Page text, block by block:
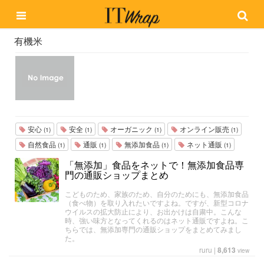
有機米
安心 (1) 安全 (1) オーガニック (1) オンライン販売 (1)
自然食品 (1) 通販 (1) 無添加食品 (1) ネット通販 (1)
「無添加」食品をネットで！無添加食品専
門の通販ショップまとめ
こどものため、家族のため、自分のためにも、無添加食品
（食べ物）を取り入れたいですよね。ですが、新型コロナ
ウイルスの拡大防止により、お出かけは自粛中。こんな
時、強い味方となってくれるのはネット通販ですよね。こ
ちらでは、無添加専門の通販ショップをまとめてみまし
た。
ruru | 8,613 view